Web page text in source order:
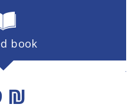
book
price
₪